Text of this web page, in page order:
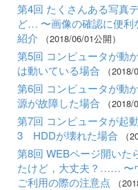
第4回 たくさんある写真
ど… 〜画像の確認に便利
紹介
（2018/06/01公開）
第5回 コンピュータが
は動いている場合
（2018/
第6回 コンピュータが
源が故障した場合
（2018/
第7回 コンピュータが
3 HDDが壊れた場合
（
第8回 WEBページ開いた
たけど，大丈夫？…… 〜
ご利用の際の注意点
（